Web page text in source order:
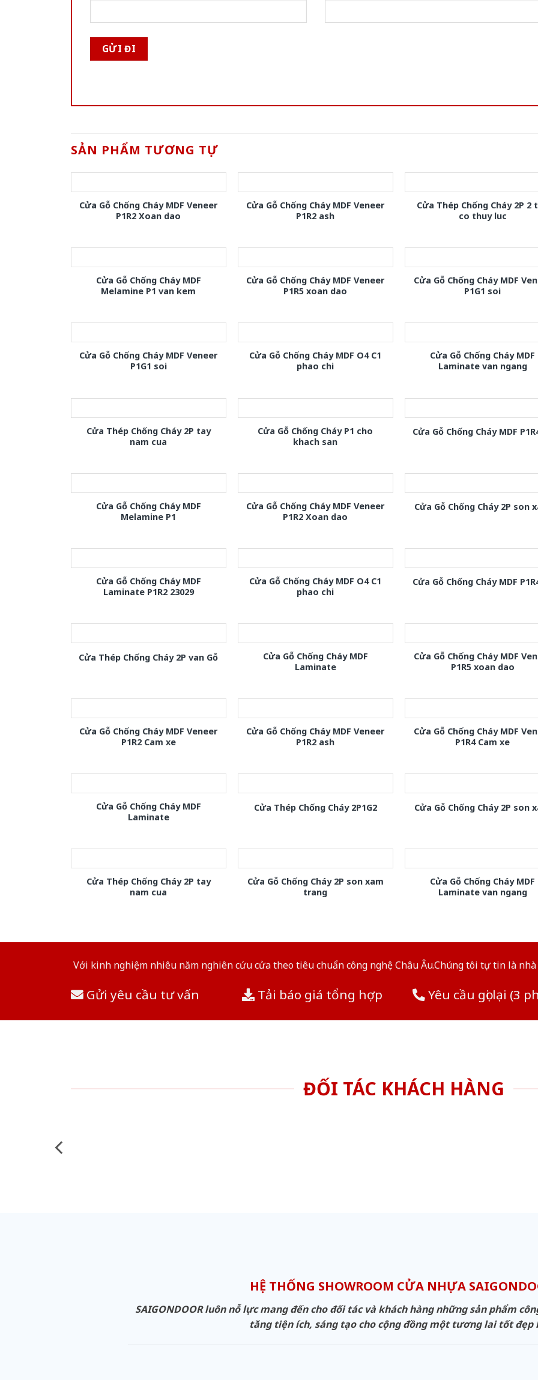
SẢN PHẨM TƯƠNG TỰ
Cửa Gỗ Chống Cháy MDF Veneer
P1R2 Xoan dao
Cửa Gỗ Chống Cháy MDF Veneer
P1R2 ash
Cửa Thép Chống Cháy 2P 2
co thuy luc
Cửa Gỗ Chống Cháy MDF
Melamine P1 van kem
Cửa Gỗ Chống Cháy MDF Veneer
P1R5 xoan dao
Cửa Gỗ Chống Cháy MDF
P1G1 soi
Cửa Gỗ Chống Cháy MDF Veneer
P1G1 soi
Cửa Gỗ Chống Cháy MDF O4 C1
phao chi
Cửa Gỗ Chống Cháy MDF
Laminate van ngang
Cửa Thép Chống Cháy 2P tay
nam cua
Cửa Gỗ Chống Cháy P1 cho
khach san
Cửa Gỗ Chống Cháy MDF
Cửa Gỗ Chống Cháy MDF
Melamine P1
Cửa Gỗ Chống Cháy MDF Veneer
P1R2 Xoan dao
Cửa Gỗ Chống Cháy 2P son
Cửa Gỗ Chống Cháy MDF
Laminate P1R2 23029
Cửa Gỗ Chống Cháy MDF O4 C1
phao chi
Cửa Gỗ Chống Cháy MDF
Cửa Thép Chống Cháy 2P van Gỗ
Cửa Gỗ Chống Cháy MDF
Laminate
Cửa Gỗ Chống Cháy MDF
P1R5 xoan dao
Cửa Gỗ Chống Cháy MDF Veneer
P1R2 Cam xe
Cửa Gỗ Chống Cháy MDF Veneer
P1R2 ash
Cửa Gỗ Chống Cháy MDF
P1R4 Cam xe
Cửa Gỗ Chống Cháy MDF
Laminate
Cửa Thép Chống Cháy 2P1G2 Cửa Gỗ Chống Cháy 2P son
Cửa Thép Chống Cháy 2P tay
nam cua
Cửa Gỗ Chống Cháy 2P son xam
trang
Cửa Gỗ Chống Cháy MDF
Laminate van ngang
Với kinh nghiệm nhiêu năm nghiên cứu cửa theo tiêu chuẩn công nghệ Châu Âu.Chúng tôi tự tin là
Gửi yêu cầu tư vấn Tải báo giá tổng hợp Yêu cầu gọi lại (3
ĐỐI TÁC KHÁCH HÀNG
HỆ THỐNG SHOWROOM CỬA NHỰA
SAIGONDOOR luôn nỗ lực mang đến cho đối tác và khách hàng những sản phẩm
tăng tiện ích, sáng tạo cho cộng đồng một tương lai tốt đẹp